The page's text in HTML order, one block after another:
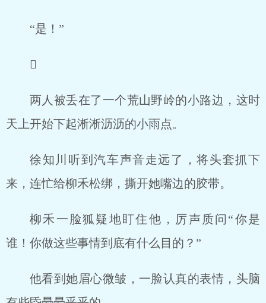
“是！”
񱜆
两人被丢在了一个荒山野岭的小路边，这时
天上开始下起淅淅沥沥的小雨点。
徐知川听到汽车声音走远了，将头套抓下
来，连忙给柳禾松绑，撕开她嘴边的胶带。
柳禾一脸狐疑地盯住他，厉声质问“你是
谁！你做这些事情到底有什么目的？”
他看到她眉心微皱，一脸认真的表情，头脑